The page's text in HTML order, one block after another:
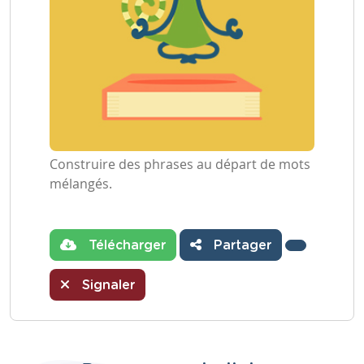
Construire des phrases au départ de mots
mélangés.
Télécharger Partager
Signaler